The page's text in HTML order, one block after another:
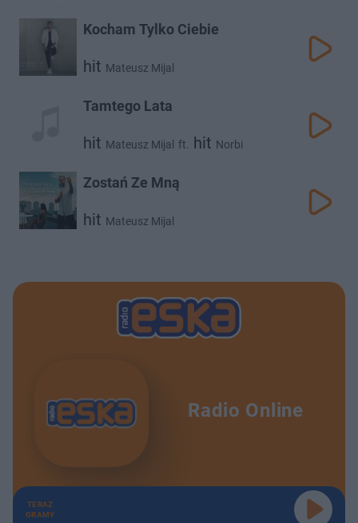
Kocham Tylko Ciebie
hit Mateusz Mijal
Tamtego Lata
hit Mateusz Mijal ft. hit Norbi
Zostań Ze Mną
hit Mateusz Mijal
Radio Online
TERAZ
GRAMY